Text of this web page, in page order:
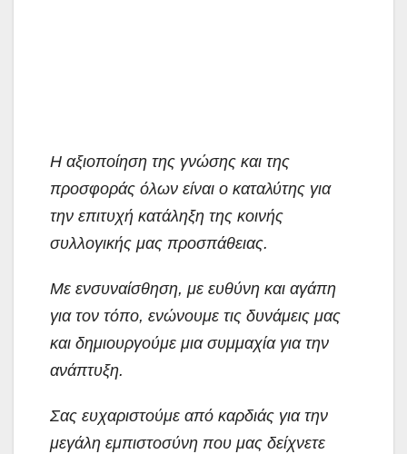
Η αξιοποίηση της γνώσης και της
προσφοράς όλων είναι ο καταλύτης για
την επιτυχή κατάληξη της κοινής
συλλογικής μας προσπάθειας.
Με ενσυναίσθηση, με ευθύνη και αγάπη
για τον τόπο, ενώνουμε τις δυνάμεις μας
και δημιουργούμε μια συμμαχία για την
ανάπτυξη.
Σας ευχαριστούμε από καρδιάς για την
μεγάλη εμπιστοσύνη που μας δείχνετε